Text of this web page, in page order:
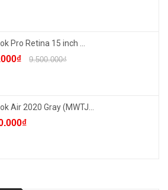
Pro Retina 15 inch ...
9.500.000₫
Air 2020 Gray (MWTJ...